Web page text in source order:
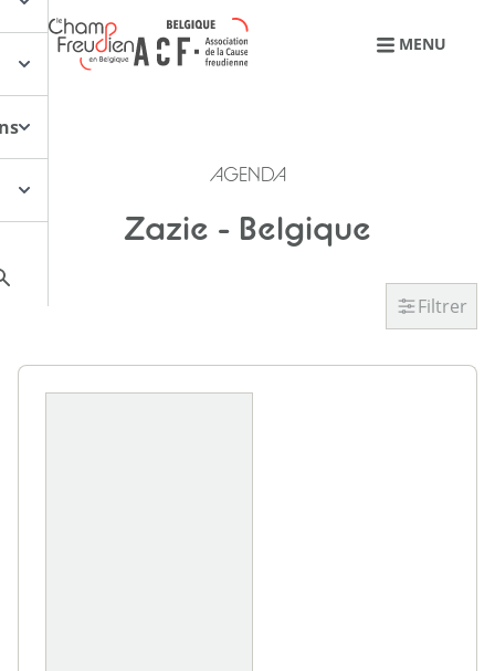
Retourner à l'accueil
MENU
AGENDA
Zazie - Belgique
Filtrer